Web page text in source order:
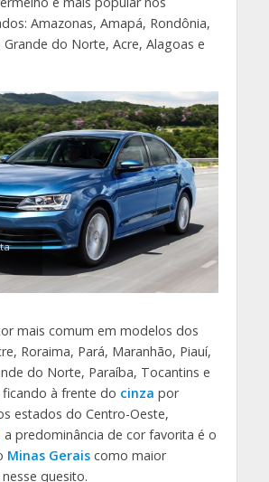
Amazonas, Amapá, Rondônia,
Grande do Norte, Acre, Alagoas e
mais comum em modelos dos
Roraima, Pará, Maranhão, Piauí,
do Norte, Paraíba, Tocantins e
à frente do cinza por
estados do Centro-Oeste,
a predominância de cor favorita é o
Minas Gerais como maior
quesito.